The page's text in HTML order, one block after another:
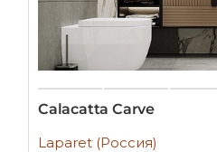
Calacatta Carve
Laparet (Россия)